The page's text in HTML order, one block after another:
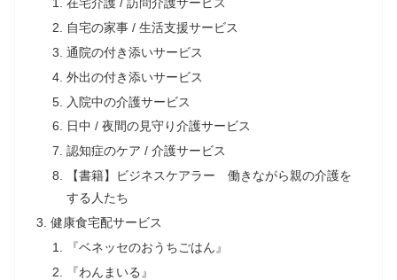
自宅の家事 / 生活支援サービス
通院の付き添いサービス
外出の付き添いサービス
入院中の介護サービス
日中 / 夜間の見守り介護サービス
認知症のケア / 介護サービス
【書籍】ビジネスケアラー 働きながら親の介護を
する人たち
健康食宅配サービス
『ベネッセのおうちごはん』
『わんまいる』